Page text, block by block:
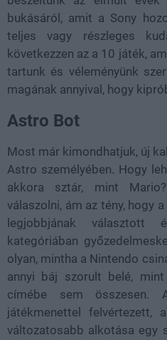
bukásáról, amit a Sony
teljes vagy részleges
következzen az a 10 játék,
tartunk és véleményünk
magának annyival, hogy
Astro Bot
Most már kimondhatjuk, új
Astro személyében. Hogy
akkora sztár, mint
válaszolni, ám az tény, hogy
legjobbjának
kategóriában
olyan, mintha a Nintendo
annyi báj szorult belé,
címébe sem összesen.
játékmenettel felvértezett,
változatosabb alkotása egy